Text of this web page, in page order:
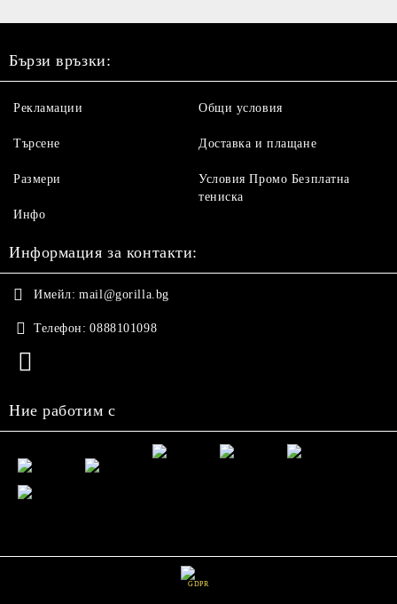
Бързи връзки:
Рекламации
Търсене
Размери
Инфо
Общи условия
Доставка и плащане
Условия Промо Безплатна
тениска
Информация за контакти:
Имейл: mail@gorilla.bg
Телефон: 0888101098
Ние работим с
GDPR